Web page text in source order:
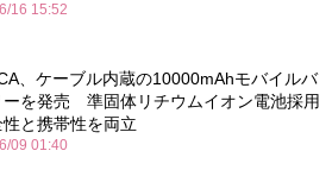
16 15:52
、ケーブル内蔵の10000mAhモバイルバ
ーを発売 準固体リチウムイオン電池採用
性と携帯性を両立
09 01:40